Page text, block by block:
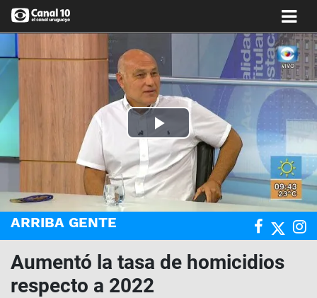
Play
Video
ARRIBA GENTE
Aumentó la tasa de homicidios
respecto a 2022